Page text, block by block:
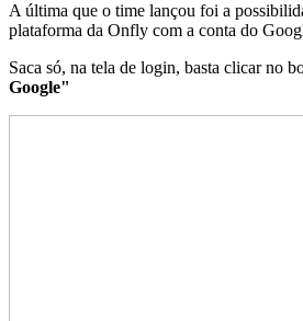
A última que o time lançou foi a
plataforma da Onfly com a conta do
Saca só, na tela de login, basta clicar no
Google"